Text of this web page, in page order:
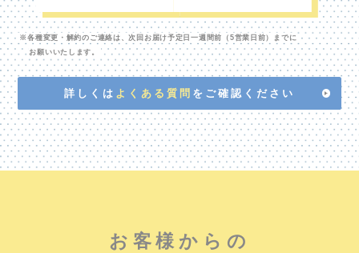
※各種変更・解約のご連絡は、次回お届け予定日一週間前（5営業日前）までに
お願いいたします。
詳しくは よくある質問 をご確認ください
お客様からの